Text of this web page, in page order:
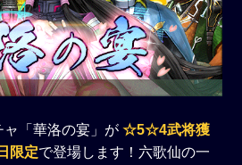
ャ「華洛の宴」が☆5☆4武将獲
限定で登場します！六歌仙の一